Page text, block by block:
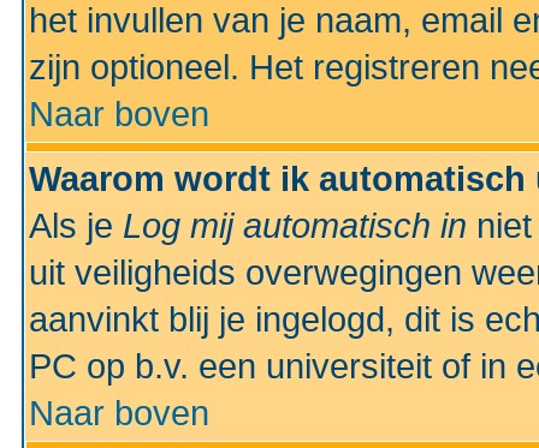
het invullen van je naam, email
zijn optioneel. Het registreren
Naar boven
Waarom wordt ik
Als je Log mij automatisch in
uit veiligheids overwegingen
aanvinkt blij je ingelogd, dit is
PC op b.v. een universiteit of in
Naar boven